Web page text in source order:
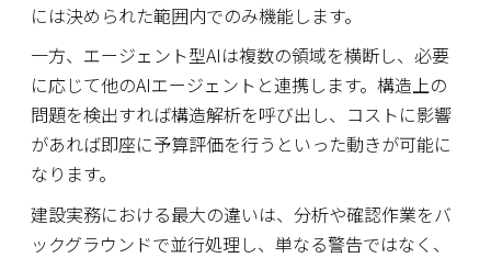
には決められた範囲内でのみ機能します。
一方、エージェント型AIは複数の領域を横断し、必要
に応じて他のAIエージェントと連携します。構造上の
問題を検出すれば構造解析を呼び出し、コストに影響
があれば即座に予算評価を行うといった動きが可能に
なります。
建設実務における最大の違いは、分析や確認作業をバ
ックグラウンドで並行処理し、単なる警告ではなく、